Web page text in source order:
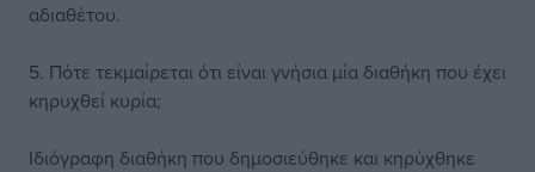
αδιαθέτου.
5. Πότε τεκμαίρεται ότι είναι γνήσια μία διαθήκη που έχει
κηρυχθεί κυρία;
Ιδιόγραφη διαθήκη που δημοσιεύθηκε και κηρύχθηκε